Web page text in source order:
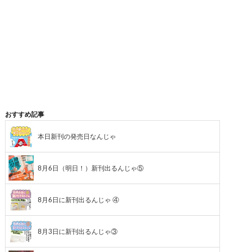
おすすめ記事
本日新刊の発売日なんじゃ
8月6日（明日！）新刊出るんじゃ⑤
8月6日に新刊出るんじゃ ④
8月3日に新刊出るんじゃ③